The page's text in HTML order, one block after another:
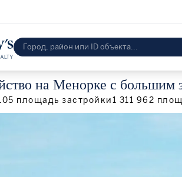
на Менорке с большим
площадь застройки1 311 962